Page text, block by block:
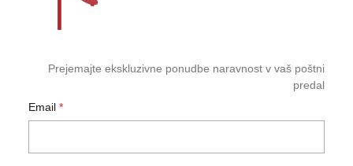
Prejemajte ekskluzivne ponudbe naravnost v vaš poštni
predal
Email